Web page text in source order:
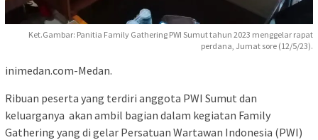
Ket.Gambar: Panitia Family Gathering PWI Sumut tahun 2023 menggelar rapat
perdana, Jumat sore (12/5/23).
inimedan.com-Medan.
Ribuan peserta yang terdiri anggota PWI Sumut dan
keluarganya akan ambil bagian dalam kegiatan Family
Gathering yang di gelar Persatuan Wartawan Indonesia (PWI)